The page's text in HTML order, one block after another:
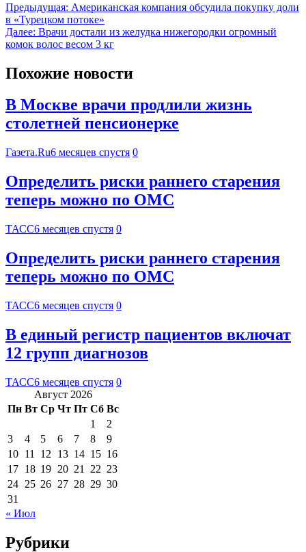
Предыдущая: Американская компания обсудила покупку доли
в «Турецком потоке»
Далее: Врачи достали из желудка нижегородки огромный
комок волос весом 3 кг
Похожие новости
В Москве врачи продлили жизнь
столетней пенсионерке
Газета.Ru6 месяцев спустя 0
Определить риски раннего старения
теперь можно по ОМС
ТАСС6 месяцев спустя 0
Определить риски раннего старения
теперь можно по ОМС
ТАСС6 месяцев спустя 0
В единый регистр пациентов включат
12 групп диагнозов
ТАСС6 месяцев спустя 0
Август 2026
Пн Вт Ср Чт Пт Сб Вс
1
2
3
4 5 6 7 8
9
10 11 12 13 14 15 16
17 18 19 20 21 22 23
24 25 26 27 28 29 30
31
« Июл
Рубрики